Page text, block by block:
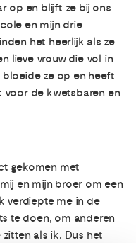
op en blijft ze bij ons
en mijn drie
het heerlijk als ze
lieve vrouw die vol in
ze op en heeft
voor de kwetsbaren en
gekomen met
en mijn broer om een
verdiepte me in de
te doen, om anderen
als ik. Dus het